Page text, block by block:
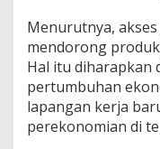
Menurutnya,
mendorong
Hal itu diharapkan
pertumbuhan
lapangan kerja
perekonomian di